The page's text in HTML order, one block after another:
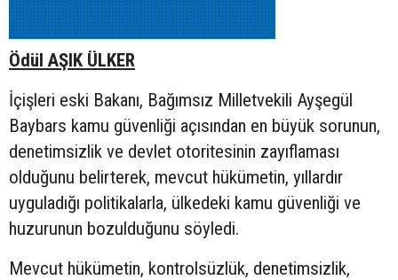
Ödül AŞIK ÜLKER
İçişleri eski Bakanı, Bağımsız Milletvekili Ayşegül
Baybars kamu güvenliği açısından en büyük sorunun,
denetimsizlik ve devlet otoritesinin zayıflaması
olduğunu belirterek, mevcut hükümetin, yıllardır
uyguladığı politikalarla, ülkedeki kamu güvenliği ve
huzurunun bozulduğunu söyledi.
Mevcut hükümetin, kontrolsüzlük, denetimsizlik,